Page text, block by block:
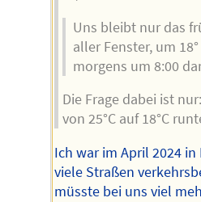
Uns bleibt nur das
aller Fenster, um
morgens um 8:00
Die Frage dabei ist
von 25°C auf 18°C
Ich war im April 2024
viele Straßen
müsste bei uns viel